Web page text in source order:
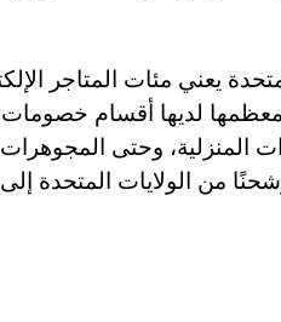
يعني مئات المتاجر
لديها أقسام
من الولايات المتحدة